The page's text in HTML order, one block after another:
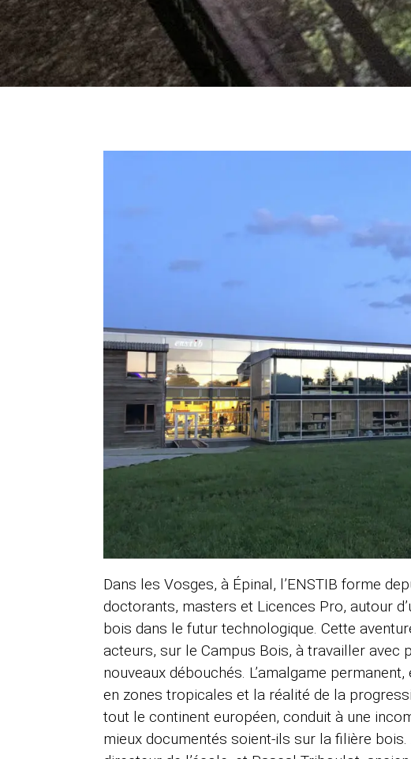
Dans les Vosges, à Épinal, l’ENSTIB forme
doctorants, masters et Licences Pro, autour
bois dans le futur technologique. Cette
acteurs, sur le Campus Bois, à travailler avec
nouveaux débouchés. L’amalgame
en zones tropicales et la réalité de la
tout le continent européen, conduit à une
mieux documentés soient-ils sur la filière